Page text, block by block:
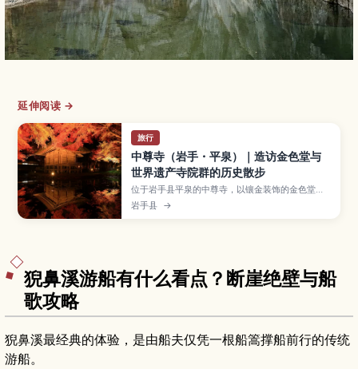
延伸阅读 →
旅行
中尊寺（岩手・平泉）｜造访金色堂与
世界遗产寺院群的历史散步
位于岩手县平泉的中尊寺，以镶金装饰的金色堂和
遍布山林间的诸多伽蓝而被列入世界遗产。本文介
绍金色堂内部看点与奥州藤原氏的历史背景、通往
岩手县 →
猊鼻溪游船有什么看点？断崖绝壁与船
歌攻略
猊鼻溪最经典的体验，是由船夫仅凭一根船篙撑船前行的传统
游船。